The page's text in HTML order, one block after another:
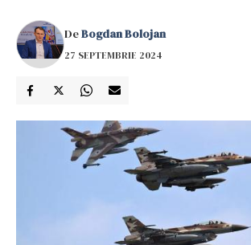
DeBogdan Bolojan
27 SEPTEMBRIE 2024